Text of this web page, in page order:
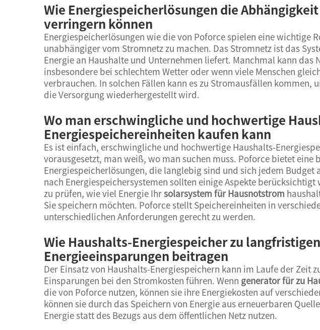
Wie Energiespeicherlösungen die
verringern können
Energiespeicherlösungen wie die von Poforce spielen eine wichtige
unabhängiger vom Stromnetz zu machen. Das Stromnetz ist das
Energie an Haushalte und Unternehmen liefert. Manchmal kann das
insbesondere bei schlechtem Wetter oder wenn viele Menschen
verbrauchen. In solchen Fällen kann es zu Stromausfällen kommen,
die Versorgung wiederhergestellt wird.
Wo man erschwingliche und hochwertige
Energiespeichereinheiten kaufen kann
Es ist einfach, erschwingliche und hochwertige Haushalts-
vorausgesetzt, man weiß, wo man suchen muss. Poforce bietet eine
Energiespeicherlösungen, die langlebig sind und sich jedem Budget
nach Energiespeichersystemen sollten einige Aspekte berücksichtigt
zu prüfen, wie viel Energie Ihrsolarsystem für Hausnotstrom
Sie speichern möchten. Poforce stellt Speichereinheiten in
unterschiedlichen Anforderungen gerecht zu werden.
Wie Haushalts-Energiespeicher zu langfristigen
Energieeinsparungen beitragen
Der Einsatz von Haushalts-Energiespeichern kann im Laufe der Zeit
Einsparungen bei den Stromkosten führen. Wenn generator für zu
die von Poforce nutzen, können sie ihre Energiekosten auf
können sie durch das Speichern von Energie aus erneuerbaren
Energie statt des Bezugs aus dem öffentlichen Netz nutzen.